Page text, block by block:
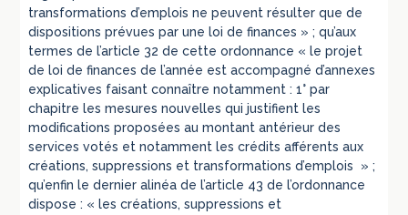
transformations d’emplois ne peuvent résulter que de
dispositions prévues par une loi de finances » ; qu’aux
termes de l’article 32 de cette ordonnance « le projet
de loi de finances de l’année est accompagné d’annexes
explicatives faisant connaître notamment : 1° par
chapitre les mesures nouvelles qui justifient les
modifications proposées au montant antérieur des
services votés et notamment les crédits afférents aux
créations, suppressions et transformations d’emplois » ;
qu’enfin le dernier alinéa de l’article 43 de l’ordonnance
dispose : « les créations, suppressions et